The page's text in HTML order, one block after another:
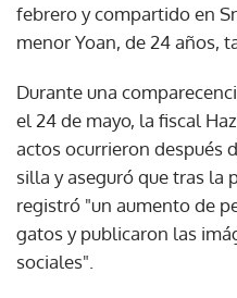
febrero y compartido en
menor Yoan, de 24 años,
Durante una
el 24 de mayo, la fiscal
actos ocurrieron después
silla y aseguró que tras la
registró "un aumento de
gatos y publicaron las
sociales".